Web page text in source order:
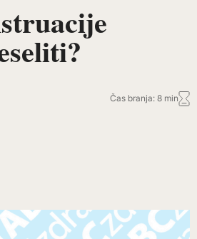
Čas branja: 8 min